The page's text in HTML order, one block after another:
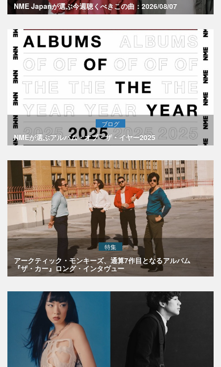
NME Japanが選ぶ今週聴くべきこの曲：2026/08/07
ブログ
NMEが選ぶアルバム・オブ・ザ・イヤー2025
特集
アークティック・モンキーズ、通算7作目となるアルバム
『ザ・カー』ロング・インタヴュー